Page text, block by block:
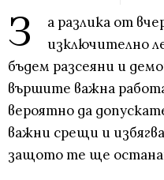
З
а разлика от
изключително
бъдем разсеяни и
вършите важна
вероятно да
важни срещи и
защото те ще